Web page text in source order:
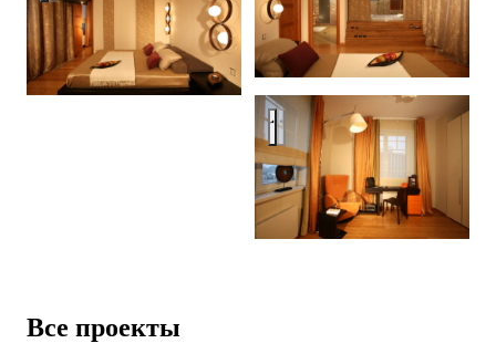
Downtown apartment for
Все проекты